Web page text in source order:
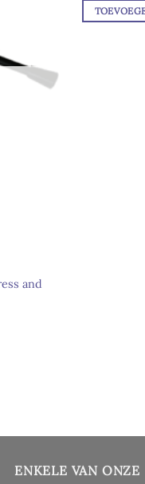
and
ENKELE VAN ONZE